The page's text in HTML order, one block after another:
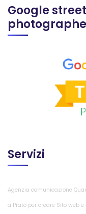
Google
Servizi
Agenzia comunicazione
a Prato per creare Sito web